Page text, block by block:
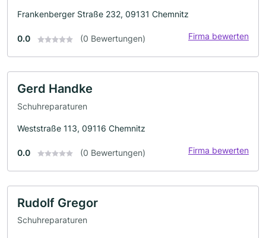
Frankenberger Straße 232, 09131 Chemnitz
0.0 (0 Bewertungen) Firma bewerten
Gerd Handke
Schuhreparaturen
Weststraße 113, 09116 Chemnitz
0.0 (0 Bewertungen) Firma bewerten
Rudolf Gregor
Schuhreparaturen